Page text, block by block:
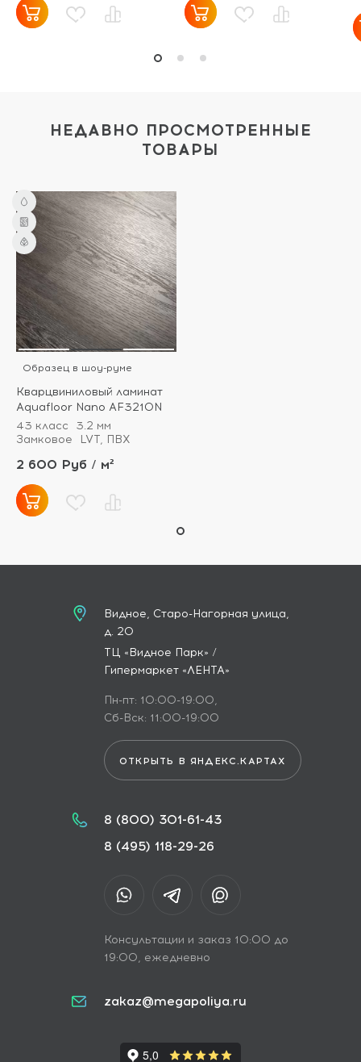
НЕДАВНО ПРОСМОТРЕННЫЕ
ТОВАРЫ
Образец в шоу-руме
Кварцвиниловый ламинат
Aquafloor Nano AF3210N
43 класс
3.2 мм
Замковое
LVT, ПВХ
2 600 Руб / м²
Видное, Старо-Нагорная улица,
д. 20
ТЦ «Видное Парк» /
Гипермаркет «ЛЕНТА»
Пн-пт: 10:00-19:00,
Сб-Вск: 11:00-19:00
ОТКРЫТЬ В ЯНДЕКС.КАРТАХ
8 (800) 301-61-43
8 (495) 118-29-26
Консультации и заказ 10:00 до
19:00, ежедневно
zakaz@megapoliya.ru